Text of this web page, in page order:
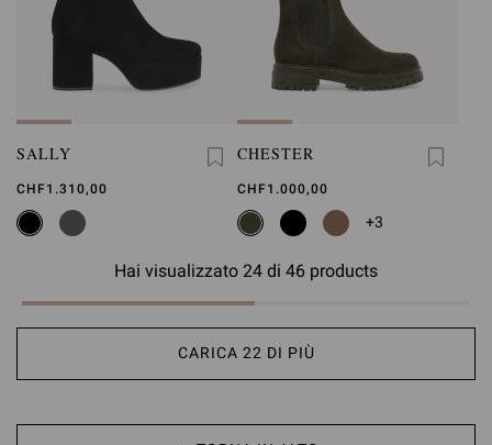
SALLY
CHF1.310,00
CHESTER
CHF1.000,00
+3
Hai visualizzato 24 di 46 products
CARICA 22 DI PIÙ